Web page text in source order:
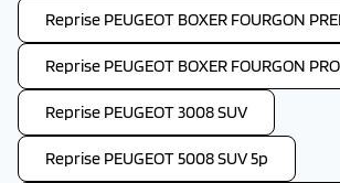
Reprise PEUGEOT BOXER FOURGON
Reprise PEUGEOT BOXER FOURGON
Reprise PEUGEOT 3008 SUV
Reprise PEUGEOT 5008 SUV 5p